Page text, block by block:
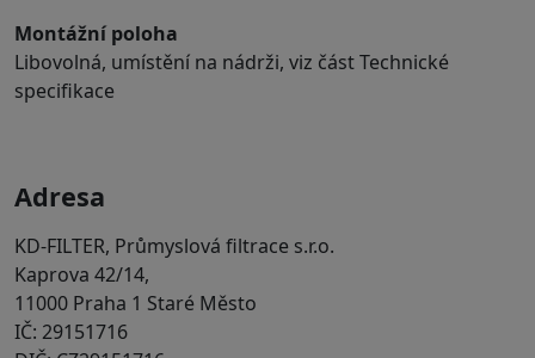
Montážní poloha
Libovolná, umístění na nádrži, viz část Technické
specifikace
Adresa
KD-FILTER, Průmyslová filtrace s.r.o.
Kaprova 42/14,
11000 Praha 1 Staré Město
IČ: 29151716